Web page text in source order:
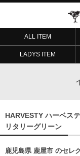
ALL ITEM
LADYS ITEM
HARVESTY ハーベス
リタリーグリーン
鹿児島県 鹿屋市 のセレ